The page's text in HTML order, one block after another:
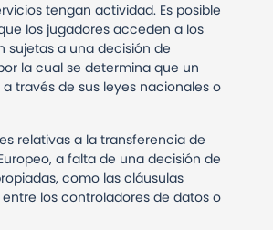
tengan actividad. Es posible
los jugadores acceden a los
sujetas a una decisión de
la cual se determina que un
través de sus leyes nacionales o
relativas a la transferencia de
a falta de una decisión de
como las cláusulas
los controladores de datos o